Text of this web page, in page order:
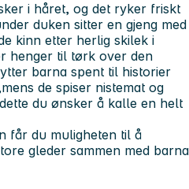
i håret, og det ryker friskt
duken sitter en gjeng med
kinn etter herlig skilek i
henger til tørk over den
barna spent til historier
de spiser nistemat og
du ønsker å kalle en helt
får du muligheten til å
gleder sammen med barna